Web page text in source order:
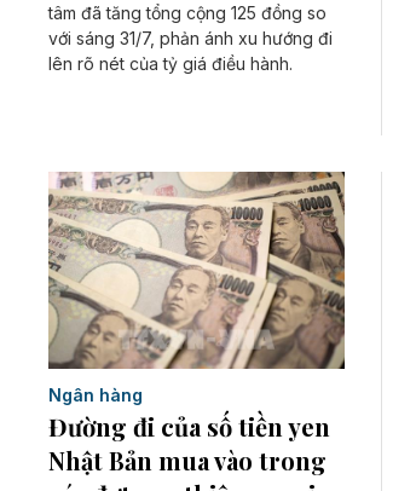
tâm đã tăng tổng cộng 125 đồng so
với sáng 31/7, phản ánh xu hướng đi
lên rõ nét của tỷ giá điều hành.
Ngân hàng
Đường đi của số tiền yen
Nhật Bản mua vào trong